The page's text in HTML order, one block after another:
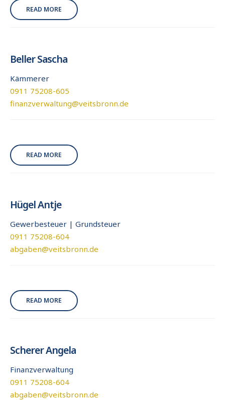
READ MORE
Beller Sascha
Kämmerer
0911 75208-605
finanzverwaltung@veitsbronn.de
READ MORE
Hügel Antje
Gewerbesteuer | Grundsteuer
0911 75208-604
abgaben@veitsbronn.de
READ MORE
Scherer Angela
Finanzverwaltung
0911 75208-604
abgaben@veitsbronn.de